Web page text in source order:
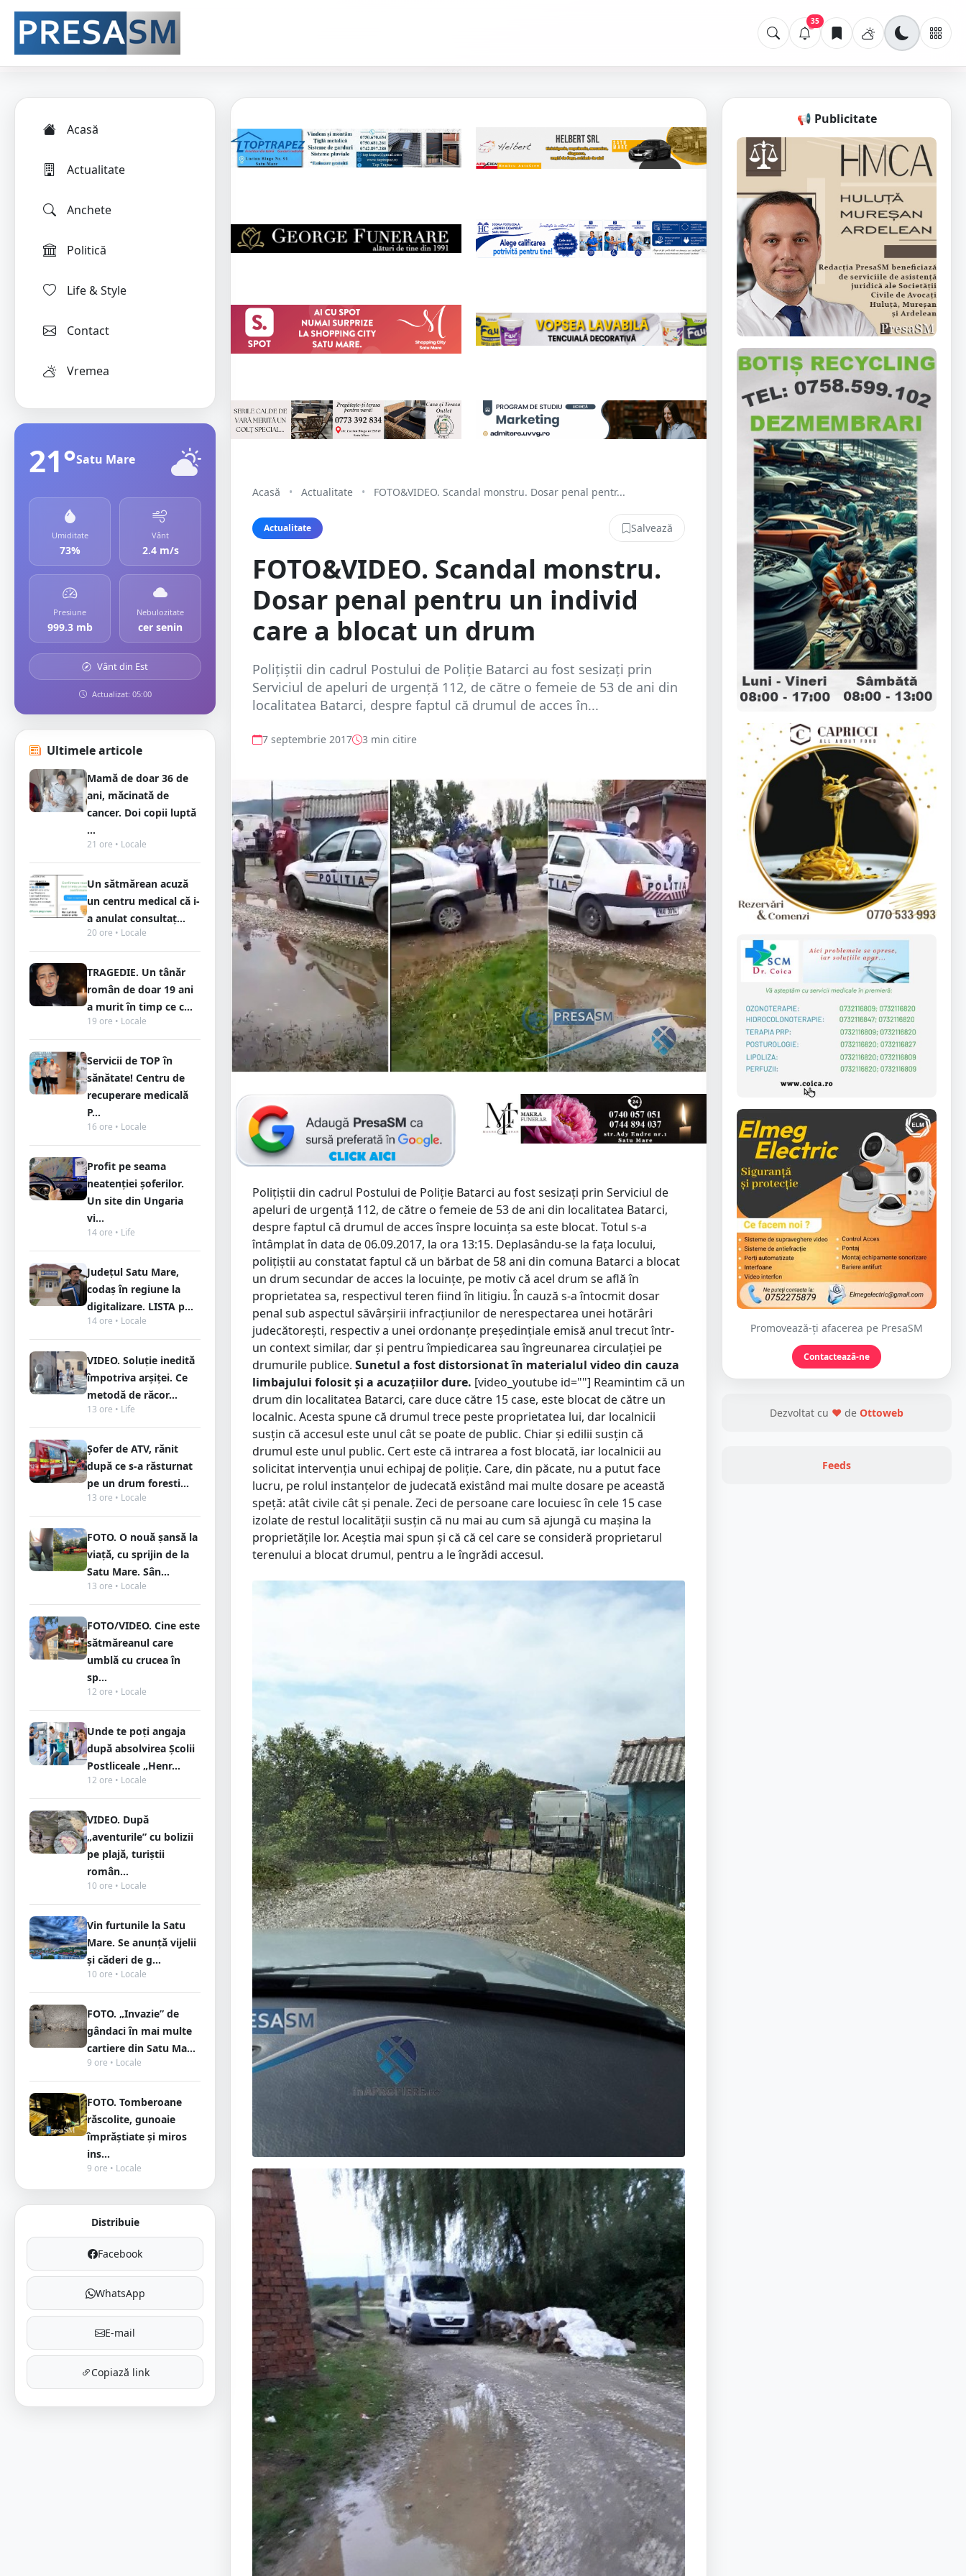
35
Acasă
Actualitate
Anchete
Politică
Life & Style
Contact
Vremea
21°Satu Mare
Umiditate
73%
Vânt
2.4 m/s
Presiune
999.3 mb
Nebulozitate
cer senin
Vânt din Est
Actualizat: 05:00
Ultimele articole
Mamă de doar 36 de
ani, măcinată de
cancer. Doi copii luptă
...
21 ore • Locale
Un sătmărean acuză
un centru medical că i-
a anulat consultaț...
20 ore • Locale
TRAGEDIE. Un tânăr
român de doar 19 ani
a murit în timp ce c...
19 ore • Locale
Servicii de TOP în
sănătate! Centru de
recuperare medicală
P...
16 ore • Locale
Profit pe seama
neatenției șoferilor.
Un site din Ungaria
vi...
14 ore • Life
Județul Satu Mare,
codaș în regiune la
digitalizare. LISTA p...
14 ore • Locale
VIDEO. Soluție inedită
împotriva arșiței. Ce
metodă de răcor...
13 ore • Life
Șofer de ATV, rănit
după ce s-a răsturnat
pe un drum foresti...
13 ore • Locale
FOTO. O nouă șansă la
viață, cu sprijin de la
Satu Mare. Sân...
13 ore • Locale
FOTO/VIDEO. Cine este
sătmăreanul care
umblă cu crucea în
sp...
12 ore • Locale
Unde te poți angaja
după absolvirea Școlii
Postliceale „Henr...
12 ore • Locale
VIDEO. După
„aventurile” cu bolizii
pe plajă, turiștii
român...
10 ore • Locale
Vin furtunile la Satu
Mare. Se anunță vijelii
și căderi de g...
10 ore • Locale
FOTO. „Invazie” de
gândaci în mai multe
cartiere din Satu Ma...
9 ore • Locale
FOTO. Tomberoane
răscolite, gunoaie
împrăștiate și miros
ins...
9 ore • Locale
Distribuie
Facebook
WhatsApp
E-mail
Copiază link
Acasă • Actualitate • FOTO&VIDEO. Scandal monstru. Dosar penal pentr...
Actualitate Salvează
FOTO&VIDEO. Scandal monstru.
Dosar penal pentru un individ
care a blocat un drum
Polițiștii din cadrul Postului de Poliție Batarci au fost sesizați prin
Serviciul de apeluri de urgență 112, de către o femeie de 53 de ani din
localitatea Batarci, despre faptul că drumul de acces în...
7 septembrie 2017 3 min citire
Polițiștii din cadrul Postului de Poliție Batarci au fost sesizați prin Serviciul de
apeluri de urgență 112, de către o femeie de 53 de ani din localitatea Batarci,
despre faptul că drumul de acces înspre locuința sa este blocat. Totul s-a
întâmplat în data de 06.09.2017, la ora 13:15. Deplasându-se la fața locului,
polițiștii au constatat faptul că un bărbat de 58 ani din comuna Batarci a blocat
un drum secundar de acces la locuințe, pe motiv că acel drum se află în
proprietatea sa, respectivul teren fiind în litigiu. În cauză s-a întocmit dosar
penal sub aspectul săvârșirii infracțiunilor de nerespectarea unei hotărâri
judecătorești, respectiv a unei ordonanțe președințiale emisă anul trecut într-
un context similar, dar și pentru împiedicarea sau îngreunarea circulației pe
drumurile publice. Sunetul a fost distorsionat în materialul video din cauza
limbajului folosit și a acuzațiilor dure. [video_youtube id=""] Reamintim că un
drum din localitatea Batarci, care duce către 15 case, este blocat de către un
localnic. Acesta spune că drumul trece peste proprietatea lui, dar localnicii
susțin că accesul este unul cât se poate de public. Chiar și edilii susțin că
drumul este unul public. Cert este că intrarea a fost blocată, iar localnicii au
solicitat intervenția unui echipaj de poliție. Care, din păcate, nu a putut face
lucru, pe rolul instanțelor de judecată existând mai multe dosare pe această
speță: atât civile cât și penale. Zeci de persoane care locuiesc în cele 15 case
izolate de restul localității susțin că nu mai au cum să ajungă cu mașina la
proprietățile lor. Aceștia mai spun și că că cel care se consideră proprietarul
terenului a blocat drumul, pentru a le îngrădi accesul.
📢 Publicitate
Promovează-ți afacerea pe PresaSM
Contactează-ne
Dezvoltat cu ❤ de Ottoweb
Feeds